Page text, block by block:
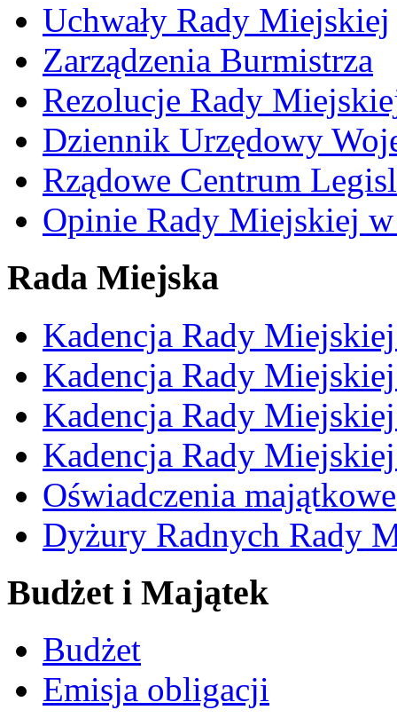
Uchwały Rady Miejskiej
Zarządzenia Burmistrza
Rezolucje Rady
Dziennik Urzędowy
Rządowe Centrum
Opinie Rady Miejskiej w
Rada Miejska
Kadencja Rady
Kadencja Rady
Kadencja Rady
Kadencja Rady
Oświadczenia majątkowe
Dyżury Radnych Rady
Budżet i Majątek
Budżet
Emisja obligacji